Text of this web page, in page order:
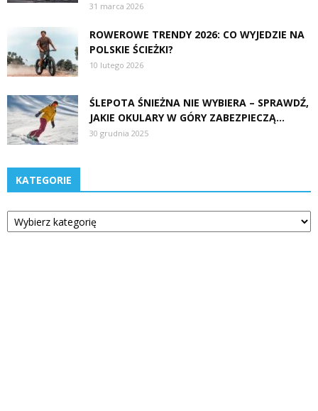
31 marca 2026
ROWEROWE TRENDY 2026: CO WYJEDZIE NA
POLSKIE ŚCIEŻKI?
10 lutego 2026
ŚLEPOTA ŚNIEŻNA NIE WYBIERA – SPRAWDŹ,
JAKIE OKULARY W GÓRY ZABEZPIECZĄ...
30 grudnia 2025
KATEGORIE
Kategorie